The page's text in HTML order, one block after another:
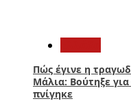
Πώς έγινε η
Μάλια: Βούτηξε
πνίγηκε